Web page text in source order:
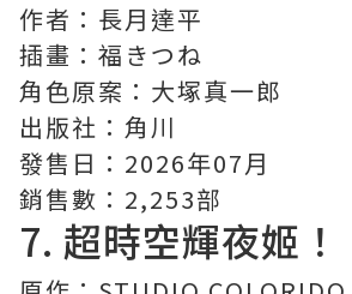
作者：長月達平
插畫：福きつね
角色原案：大塚真一郎
出版社：角川
發售日：2026年07月
銷售數：2,253部
7. 超時空輝夜姬！